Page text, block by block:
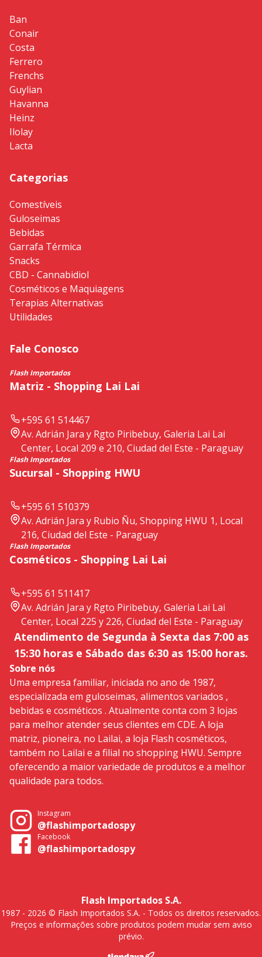
Ban
Conair
Costa
Ferrero
Frenchs
Guylian
Havanna
Heinz
Ilolay
Lacta
Categorias
Comestíveis
Guloseimas
Bebidas
Garrafa Térmica
Snacks
CBD - Cannabidiol
Cosméticos e Maquiagens
Terapias Alternativas
Utilidades
Fale Conosco
Flash Importados
Matriz - Shopping Lai Lai
+595 61 514467
Av. Adrián Jara y Rgto Piribebuy, Galeria Lai Lai
Center, Local 209 e 210, Ciudad del Este - Paraguay
Flash Importados
Sucursal - Shopping HWU
+595 61 510379
Av. Adrián Jara y Rubio Ñu, Shopping HWU 1, Local
216, Ciudad del Este - Paraguay
Flash Importados
Cosméticos - Shopping Lai Lai
+595 61 511417
Av. Adrián Jara y Rgto Piribebuy, Galeria Lai Lai
Center, Local 225 y 226, Ciudad del Este - Paraguay
Atendimento de Segunda à Sexta das 7:00 as
15:30 horas e Sábado das 6:30 as 15:00 horas.
Sobre nós
Uma empresa familiar, iniciada no ano de 1987,
especializada em guloseimas, alimentos variados ,
bebidas e cosméticos . Atualmente conta com 3 lojas
para melhor atender seus clientes em CDE. A loja
matriz, pioneira, no Lailai, a loja Flash cosméticos,
também no Lailai e a filial no shopping HWU. Sempre
oferecendo a maior variedade de produtos e a melhor
qualidade para todos.
Instagram
@flashimportadospy
Facebook
@flashimportadospy
Flash Importados S.A.
1987 - 2026 © Flash Importados S.A. - Todos os direitos reservados.
Preços e informações sobre produtos podem mudar sem aviso
prévio.